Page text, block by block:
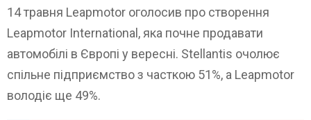
14 травня Leapmotor оголосив про створення
Leapmotor International, яка почне продавати
автомобілі в Європі у вересні. Stellantis очолює
спільне підприємство з часткою 51%, а Leapmotor
володіє ще 49%.